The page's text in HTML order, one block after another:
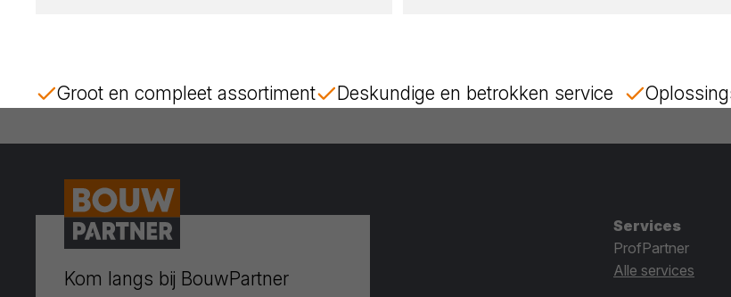
Groot en compleet assortiment Deskundige en betrokken service
Kom langs bij BouwPartner
Services
ProfPartner
Alle services